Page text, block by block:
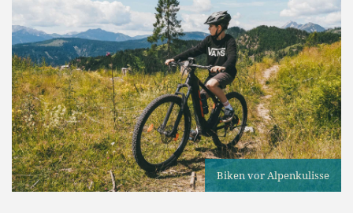
Biken vor Alpenkulisse